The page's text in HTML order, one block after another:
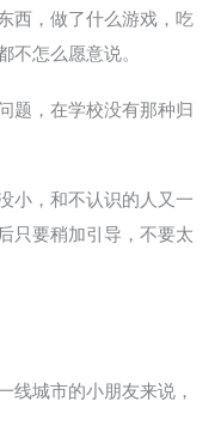
西，做了什么游戏，吃
不怎么愿意说。
题，在学校没有那种归
小，和不认识的人又一
只要稍加引导，不要太
线城市的小朋友来说，